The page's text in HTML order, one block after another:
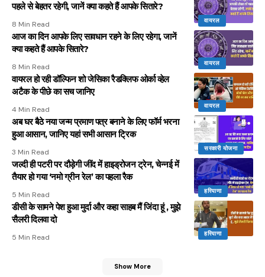
वायरल
पहले से बेहतर रहेगी, जानें क्या कहते हैं आपके सितारे?
8 Min Read
वायरल
आज का दिन आपके लिए सावधान रहने के लिए रहेगा, जानें
क्या कहते हैं आपके सितारे?
8 Min Read
वायरल
वायरल हो रही डॉल्फिन शो जेसिका रैडक्लिफ ओर्का व्हेल
अटैक के पीछे का सच जानिए
4 Min Read
सरकारी योजना
अब घर बैठे नया जन्म प्रमाण पत्र बनाने के लिए फॉर्म भरना
हुआ आसान, जानिए यहां सभी आसान ट्रिक
3 Min Read
हरियाणा
जल्दी ही पटरी पर दौड़ेगी जींद में हाइड्रोजन ट्रेन, चेन्नई में
तैयार हो गया ‘नमो ग्रीन रेल’ का पहला रैक
5 Min Read
हरियाणा
डीसी के सामने पेश हुआ मुर्दा और कहा साहब मैं जिंदा हूं , मुझे
सैलरी दिलवा दो
5 Min Read
Show More